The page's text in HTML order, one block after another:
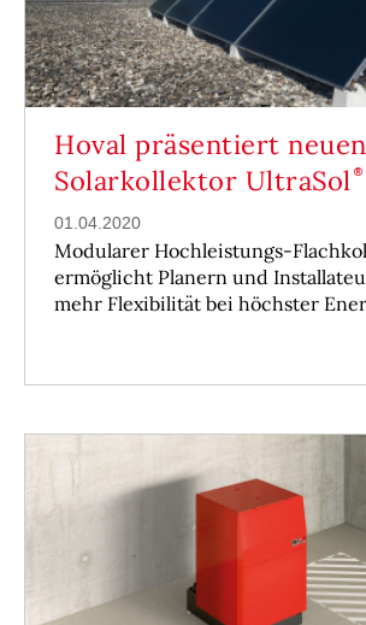
Hoval präsentiert neuen
Solarkollektor UltraSol
01.04.2020
Modularer Hochleistungs-
ermöglicht Planern und
mehr Flexibilität bei höchster